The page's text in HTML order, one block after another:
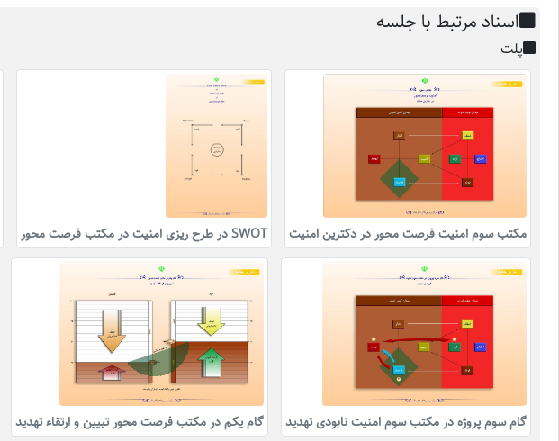
اسناد مرتبط با جلسه
پلت
مکتب سوم امنیت فرصت محور در دکترین امنیت SWOT در طرح ریزی امنیت در مکتب فرصت محور
گام سوم پروژه در مکتب سوم امنیت نابودی تهدید گام یکم در مکتب فرصت محور تبیین و ارتقاء تهدید